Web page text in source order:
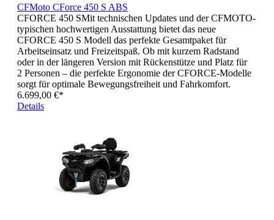
CFMoto CForce 450 S ABS
CFORCE 450 SMit technischen Updates und der CFMOTO-
typischen hochwertigen Ausstattung bietet das neue
CFORCE 450 S Modell das perfekte Gesamtpaket für
Arbeitseinsatz und Freizeitspaß. Ob mit kurzem Radstand
oder in der längeren Version mit Rückenstütze und Platz für
2 Personen – die perfekte Ergonomie der CFORCE-Modelle
sorgt für optimale Bewegungsfreiheit und Fahrkomfort.
6.699,00 €*
Details